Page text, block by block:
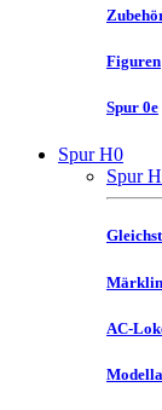
Figuren
Spur 0e
Spur H0
Spur
Märklin
AC-